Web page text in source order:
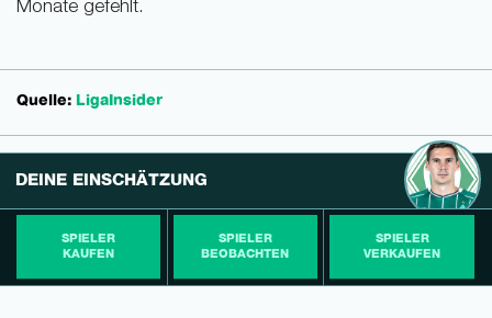
Monate gefehlt.
Quelle: LigaInsider
DEINE EINSCHÄTZUNG
SPIELER
KAUFEN
SPIELER
BEOBACHTEN
SPIELER
VERKAUFEN